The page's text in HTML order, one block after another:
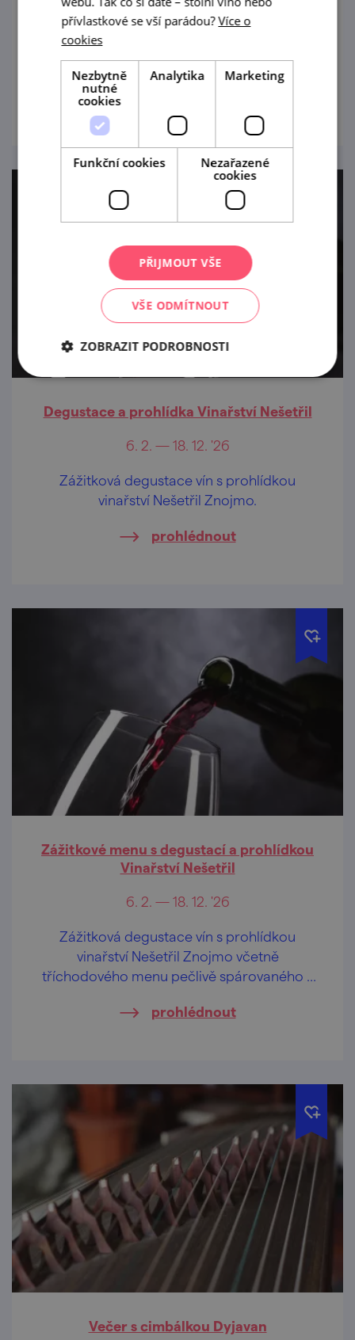
Dům umění na Masarykově náměstí zve na
unikátní výstavu připomínající 800 let
historie města.
Degustace a prohlídka Vinařství Nešetřil
6. 2. — 18. 12. '26
Zážitková degustace vín s prohlídkou
vinařství Nešetřil Znojmo.
prohlédnout
Zážitkové menu s degustací a prohlídkou
Vinařství Nešetřil
6. 2. — 18. 12. '26
Zážitková degustace vín s prohlídkou
vinařství Nešetřil Znojmo včetně
tříchodového menu pečlivě spárovaného s
prohlédnout
Večer s cimbálkou Dyjavan
přívlastkové se vší parádou?Více o
cookies
Nezbytně
nutné
cookies
Analytika Marketing
Funkční cookies
Nezařazené
cookies
PŘIJMOUT VŠE
VŠE ODMÍTNOUT
ZOBRAZIT PODROBNOSTI